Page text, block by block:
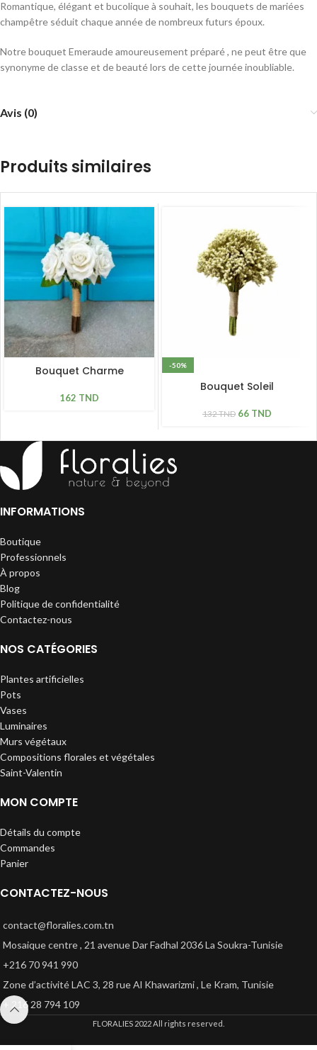
Romantique, élégant et bucolique à souhait, les bouquets de mariées
champêtre séduit chaque année de nombreux futurs époux.
Notre bouquet Emeraude amoureusement préparé , ne peut être que
synonyme de classe et de beauté lors de cette journée inoubliable.
Avis (0)
Produits similaires
Bouquet Charme
162 TND
-50%
Bouquet Soleil
132TND 66 TND
INFORMATIONS
Boutique
Professionnels
À propos
Blog
Politique de confidentialité
Contactez-nous
NOS CATÉGORIES
Plantes artificielles
Pots
Vases
Luminaires
Murs végétaux
Compositions florales et végétales
Saint-Valentin
MON COMPTE
Détails du compte
Commandes
Panier
CONTACTEZ-NOUS
contact@floralies.com.tn
Mosaique centre , 21 avenue Dar Fadhal 2036 La Soukra-Tunisie
+216 70 941 990
Zone d’activité LAC 3, 28 rue Al Khawarizmi , Le Kram, Tunisie
+ 216 28 794 109
FLORALIES 2022 All rights reserved.